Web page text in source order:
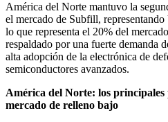
América del Norte mantuvo la
el mercado de Subfill,
lo que representa el 20% del
respaldado por una fuerte demanda
alta adopción de la electrónica de
semiconductores avanzados.
América del Norte: los principales
mercado de relleno bajo